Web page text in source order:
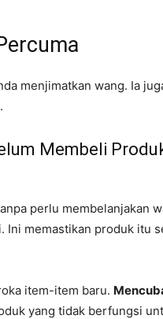
menjimatkan wang. Ia
Membeli
perlu membelanjakan
Ini memastikan produk itu
item-item baru.
yang tidak berfungsi